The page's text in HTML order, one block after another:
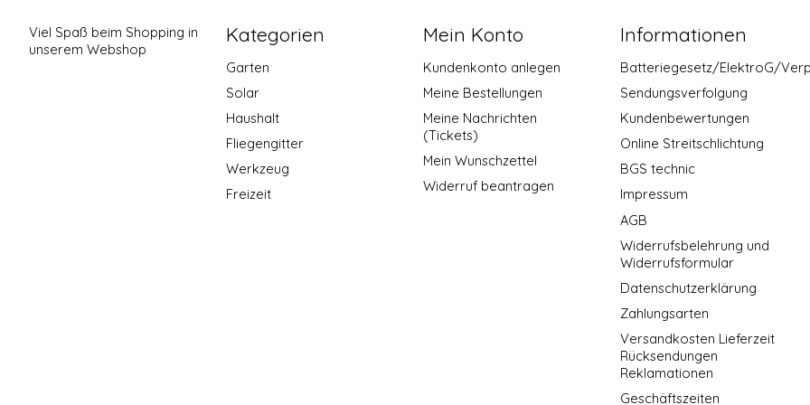
Viel Spaß beim Shopping in
unserem Webshop
Kategorien
Garten
Solar
Haushalt
Fliegengitter
Werkzeug
Freizeit
Mein Konto
Kundenkonto anlegen
Meine Bestellungen
Meine Nachrichten
(Tickets)
Mein Wunschzettel
Widerruf beantragen
Informationen
Batteriegesetz/ElektroG/
Sendungsverfolgung
Kundenbewertungen
Online Streitschlichtung
BGS technic
Impressum
AGB
Widerrufsbelehrung und
Widerrufsformular
Datenschutzerklärung
Zahlungsarten
Versandkosten Lieferzeit
Rücksendungen
Reklamationen
Geschäftszeiten